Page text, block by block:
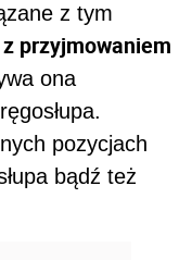
z tym
przyjmowaniem
ona
pozycjach
bądź też